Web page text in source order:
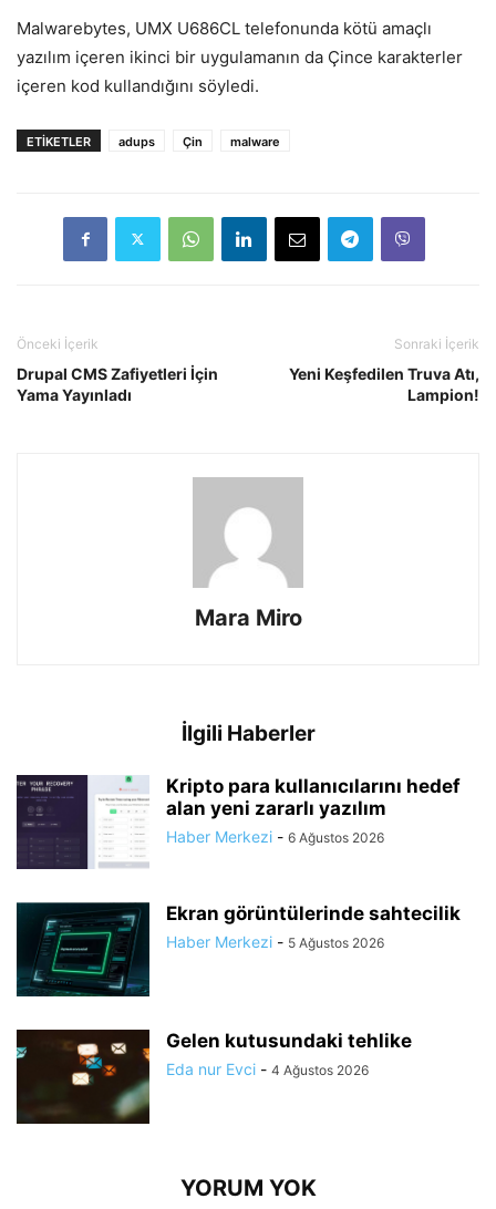
Malwarebytes, UMX U686CL telefonunda kötü amaçlı
yazılım içeren ikinci bir uygulamanın da Çince karakterler
içeren kod kullandığını söyledi.
ETIKETLER adups Çin malware
Önceki İçerik
Drupal CMS Zafiyetleri İçin
Yama Yayınladı
Sonraki İçerik
Yeni Keşfedilen Truva Atı,
Lampion!
Mara Miro
İlgili Haberler
Kripto para kullanıcılarını hedef
alan yeni zararlı yazılım
Haber Merkezi - 6 Ağustos 2026
Ekran görüntülerinde sahtecilik
Haber Merkezi - 5 Ağustos 2026
Gelen kutusundaki tehlike
Eda nur Evci - 4 Ağustos 2026
YORUM YOK